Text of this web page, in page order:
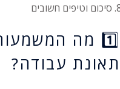
סיכום וטיפים חשובים
1️⃣ מה
תאונת עבודה?